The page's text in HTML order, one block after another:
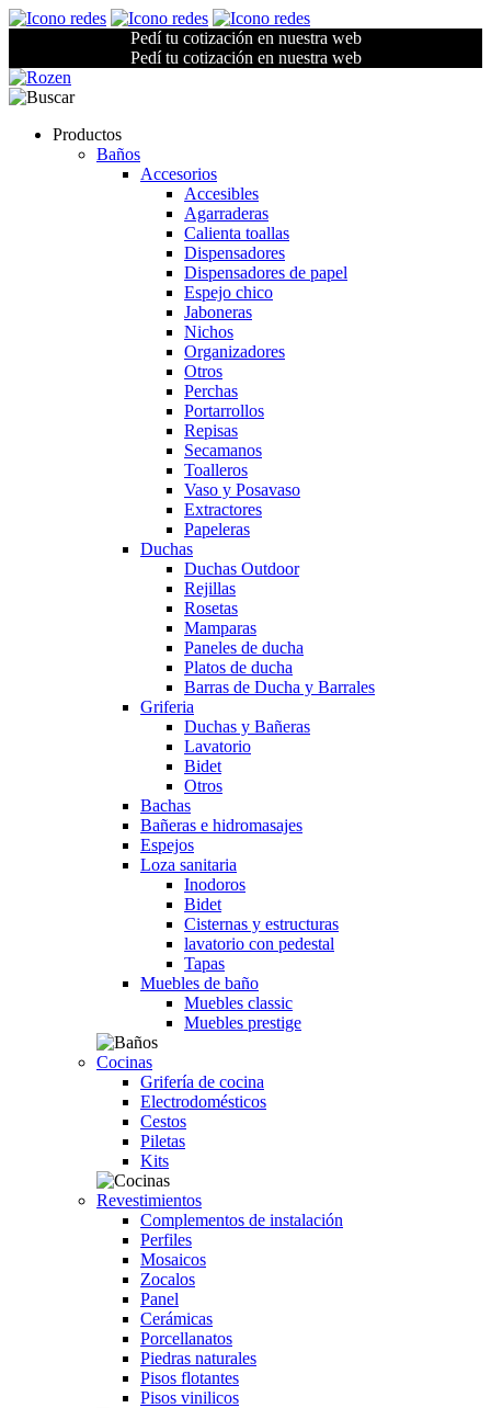
Pedí tu cotización en nuestra web
Pedí tu cotización en nuestra web
Productos
Baños
Accesorios
Accesibles
Agarraderas
Calienta toallas
Dispensadores
Dispensadores de papel
Espejo chico
Jaboneras
Nichos
Organizadores
Otros
Perchas
Portarrollos
Repisas
Secamanos
Toalleros
Vaso y Posavaso
Extractores
Papeleras
Duchas
Duchas Outdoor
Rejillas
Rosetas
Mamparas
Paneles de ducha
Platos de ducha
Barras de Ducha y Barrales
Griferia
Duchas y Bañeras
Lavatorio
Bidet
Otros
Bachas
Bañeras e hidromasajes
Espejos
Loza sanitaria
Inodoros
Bidet
Cisternas y estructuras
lavatorio con pedestal
Tapas
Muebles de baño
Muebles classic
Muebles prestige
Cocinas
Grifería de cocina
Electrodomésticos
Cestos
Piletas
Kits
Revestimientos
Complementos de instalación
Perfiles
Mosaicos
Zocalos
Panel
Cerámicas
Porcellanatos
Piedras naturales
Pisos flotantes
Pisos vinilicos